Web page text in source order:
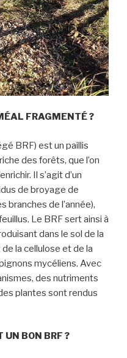
FRAGMENTÉ ?
BRF) est un paillis
des forêts, que l’on
Il s’agit d’un
de broyage de
branches de l’année),
Le BRF sert ainsi à
dans le sol de la
la cellulose et de la
mycéliens. Avec
des nutriments
plantes sont rendus
UN BON BRF ?